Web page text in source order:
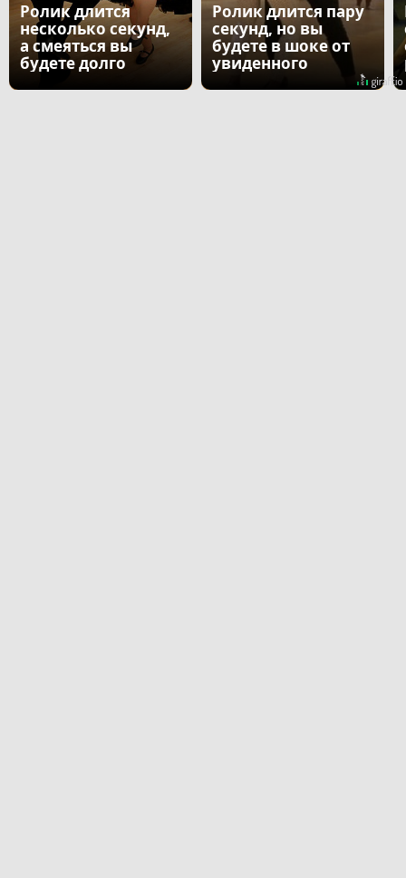
Ролик длится
несколько секунд,
а смеяться вы
будете долго
Ролик длится пару
секунд, но вы
будете в шоке от
увиденного